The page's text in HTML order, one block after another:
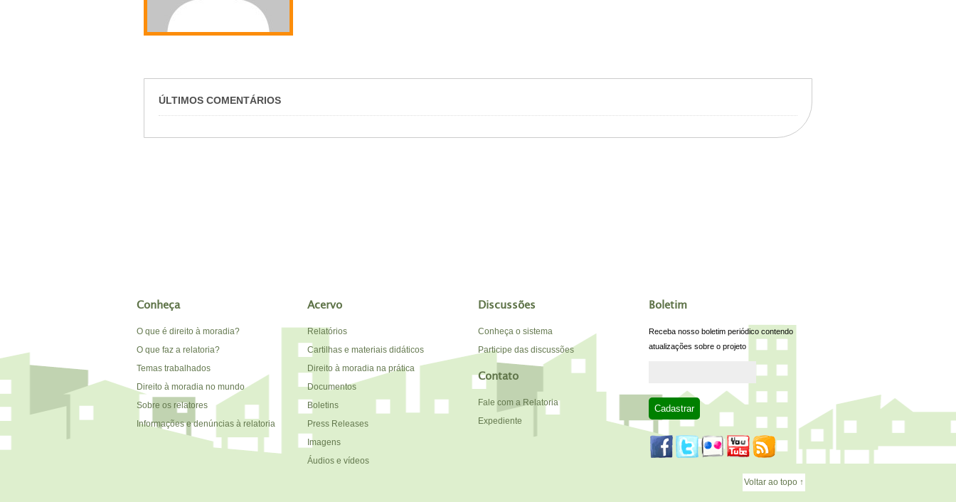
ÚLTIMOS COMENTÁRIOS
Conheça
O que é direito à moradia?
O que faz a relatoria?
Temas trabalhados
Direito à moradia no mundo
Sobre os relatores
Informações e denúncias à relatoria
Acervo
Relatórios
Cartilhas e materiais didáticos
Direito à moradia na prática
Documentos
Boletins
Press Releases
Imagens
Áudios e vídeos
Discussões
Conheça o sistema
Participe das discussões
Contato
Fale com a Relatoria
Expediente
Boletim
Receba nosso boletim periódico contendo
atualizações sobre o projeto
Voltar ao topo ↑